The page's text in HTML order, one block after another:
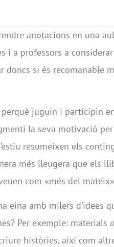
anotacions en una
i a professors a
doncs si és recomanable
perquè juguin i participin
la seva motivació
resumeixen els
més lleugera que els
com «més del
eina amb milers d’idees
Per exemple: materials
històries, així com